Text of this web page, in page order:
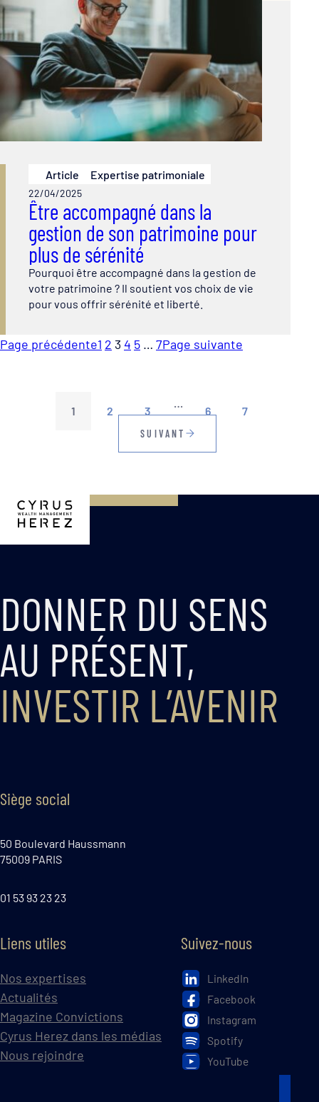
Article Expertise patrimoniale
22/04/2025
Être accompagné dans la
gestion de son patrimoine pour
plus de sérénité
Pourquoi être accompagné dans la gestion de
votre patrimoine ? Il soutient vos choix de vie
pour vous offrir sérénité et liberté.
Page précédente1 2 3 4 5 … 7Page suivante
1 2 3 6 7
SUIVANT
DONNER DU SENS
AU PRÉSENT,
INVESTIR L’AVENIR
Siège social
50 Boulevard Haussmann
75009 PARIS
01 53 93 23 23
Liens utiles
Nos expertises
Actualités
Magazine Convictions
Cyrus Herez dans les médias
Nous rejoindre
Suivez-nous
LinkedIn
Facebook
Instagram
Spotify
YouTube